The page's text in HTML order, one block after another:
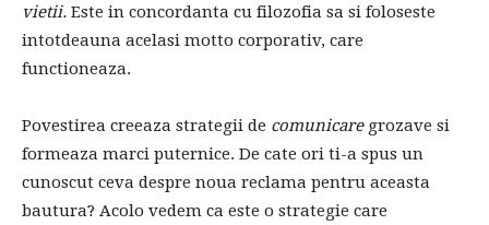
vietii. Este in concordanta cu filozofia sa si foloseste
intotdeauna acelasi motto corporativ, care
functioneaza.
Povestirea creeaza strategii de comunicaregrozave si
formeaza marci puternice. De cate ori ti-a spus un
cunoscut ceva despre noua reclama pentru aceasta
bautura? Acolo vedem ca este o strategie care